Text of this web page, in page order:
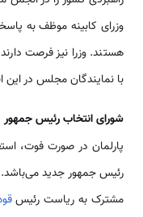
وزرای کابینه موظف به
هستند. وزرا نیز فرصت
با نمایندگان مجلس در این
شورای انتخاب رئیس جمهور
پارلمان در صورت فوت،
رئیس جمهور جدید
مشترک به ریاست رئیس